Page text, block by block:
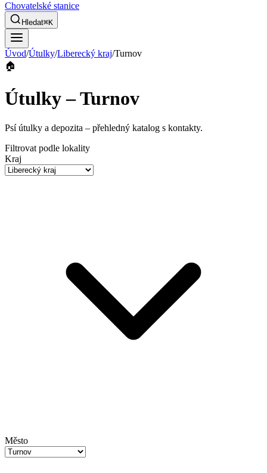
Chovatelské stanice
Hledat⌘K
Úvod/Útulky/Liberecký kraj/Turnov
🏠
Útulky – Turnov
Psí útulky a depozita – přehledný katalog s kontakty.
Filtrovat podle lokality
Kraj
Město